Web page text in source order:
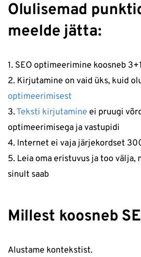
Olulisemad
meelde jätta:
1. SEO optimeerimine koosneb
2. Kirjutamine on vaid üks, kuid
optimeerimisest
3.Teksti kirjutamine ei pruugi
optimeerimisega ja vastupidi
4. Internet ei vaja järjekordset
5. Leia oma eristuvus ja too
sinult saab
Millest koosneb
Alustame kontekstist.